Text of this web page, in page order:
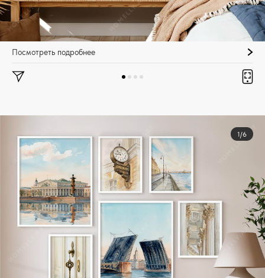
Посмотреть подробнее
1/6